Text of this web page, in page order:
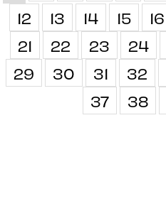
12
13 14 15 16
21
22 23 24
29
30 31 32
37
38